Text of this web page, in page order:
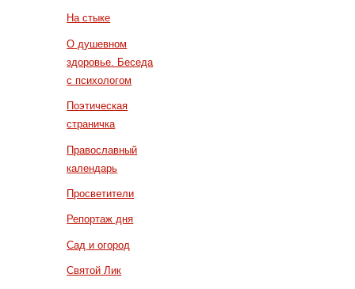
На стыке
О душевном
здоровье. Беседа
с психологом
Поэтическая
страничка
Православный
календарь
Просветители
Репортаж дня
Сад и огород
Святой Лик